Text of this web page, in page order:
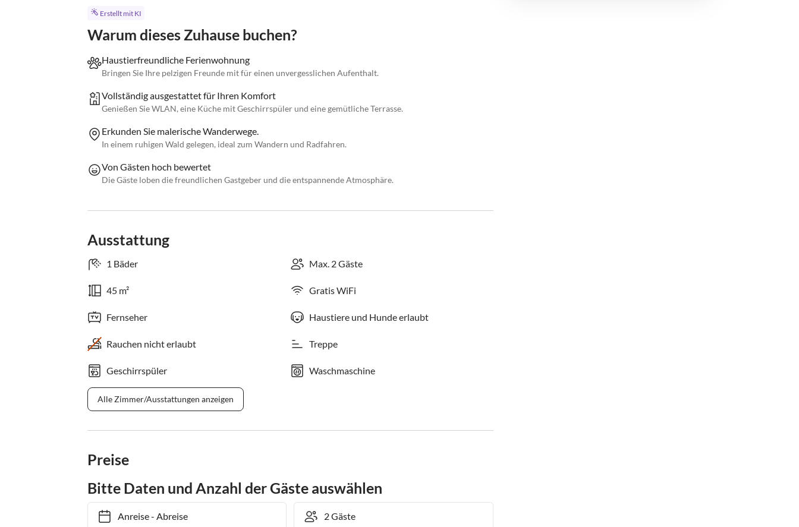
Erstellt mit KI
Warum dieses Zuhause buchen?
Haustierfreundliche Ferienwohnung
Bringen Sie Ihre pelzigen Freunde mit für einen unvergesslichen Aufenthalt.
Vollständig ausgestattet für Ihren Komfort
Genießen Sie WLAN, eine Küche mit Geschirrspüler und eine gemütliche Terrasse.
Erkunden Sie malerische Wanderwege.
In einem ruhigen Wald gelegen, ideal zum Wandern und Radfahren.
Von Gästen hoch bewertet
Die Gäste loben die freundlichen Gastgeber und die entspannende Atmosphäre.
Ausstattung
1 Bäder Max. 2 Gäste
45 m² Gratis WiFi
Fernseher Haustiere und Hunde erlaubt
Rauchen nicht erlaubt Treppe
Geschirrspüler Waschmaschine
Alle Zimmer/Ausstattungen anzeigen
Preise
Bitte Daten und Anzahl der Gäste auswählen
Anreise- Abreise